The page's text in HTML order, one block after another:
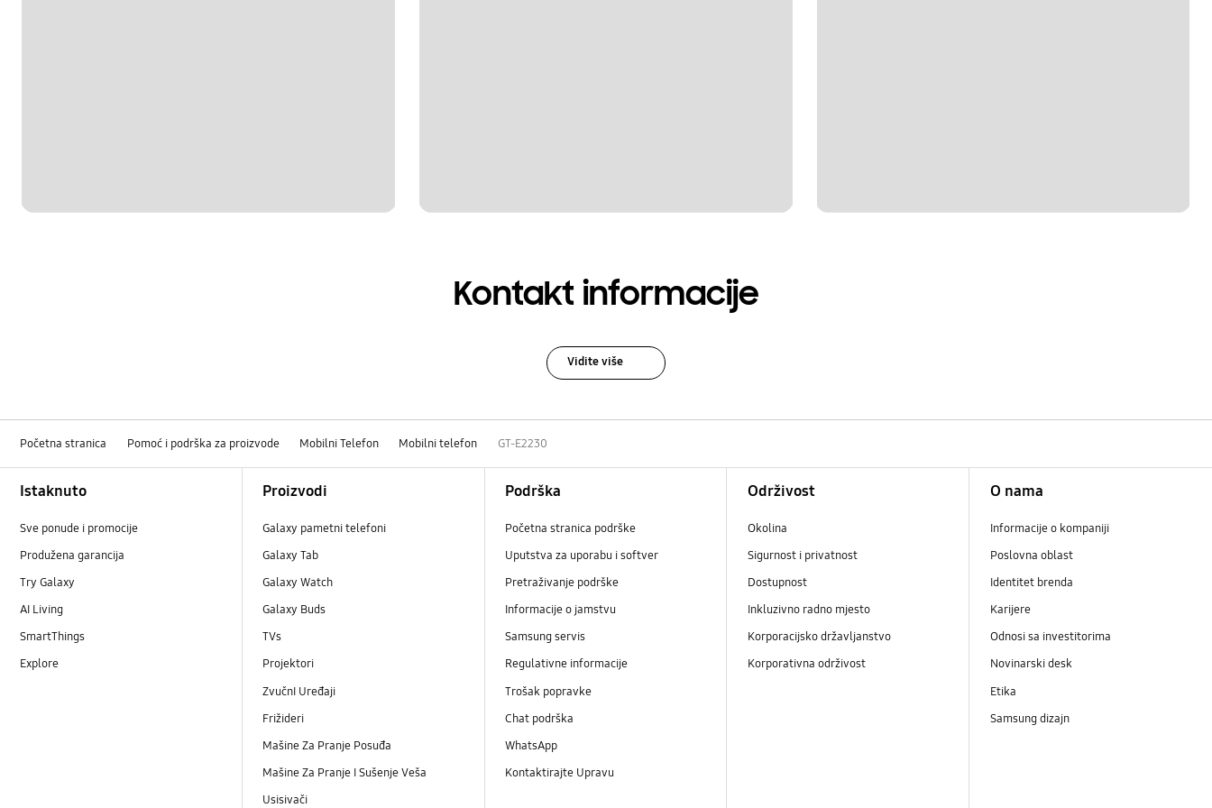
Kontakt informacije
Vidite više
Početna stranica Pomoć i podrška za proizvode Mobilni Telefon Mobilni telefon GT-E2230
Istaknuto
Sve ponude i promocije
Produžena garancija
Try Galaxy
AI Living
SmartThings
Explore
Proizvodi
Galaxy pametni telefoni
Galaxy Tab
Galaxy Watch
Galaxy Buds
TVs
Projektori
ZvučnI Uređaji
Frižideri
Mašine Za Pranje Posuđa
Mašine Za Pranje I Sušenje Veša
Usisivači
Podrška
Početna stranica podrške
Uputstva za uporabu i softver
Pretraživanje podrške
Informacije o jamstvu
Samsung servis
Regulativne informacije
Trošak popravke
Chat podrška
WhatsApp
Kontaktirajte Upravu
Održivost
Okolina
Sigurnost i privatnost
Dostupnost
Inkluzivno radno mjesto
Korporacijsko državljanstvo
Korporativna održivost
O nama
Informacije o kompaniji
Poslovna oblast
Identitet brenda
Karijere
Odnosi sa investitorima
Novinarski desk
Etika
Samsung dizajn